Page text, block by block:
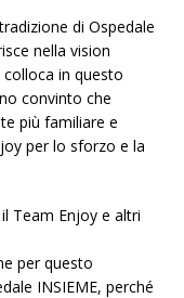
di Ospedale
nella vision
in questo
convinto che
più familiare e
per lo sforzo e la
Team Enjoy e altri
per questo
INSIEME, perché